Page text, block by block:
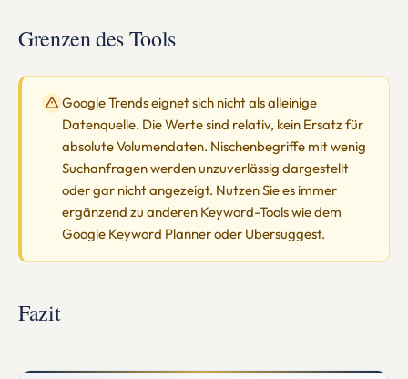
Grenzen des Tools
Google Trends eignet sich nicht als alleinige
Datenquelle. Die Werte sind relativ, kein Ersatz für
absolute Volumendaten. Nischenbegriffe mit wenig
Suchanfragen werden unzuverlässig dargestellt
oder gar nicht angezeigt. Nutzen Sie es immer
ergänzend zu anderen Keyword-Tools wie dem
Google Keyword Planner oder Ubersuggest.
Fazit